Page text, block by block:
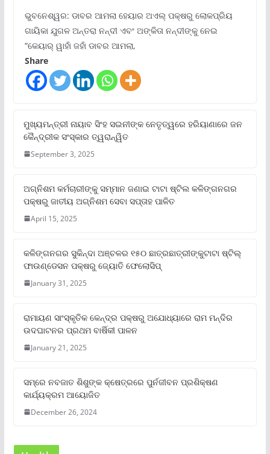
ଭୁବନେଶ୍ୱର: ଡାବର ଆମଲା ହେୟାର ଅଏଲ୍ ପକ୍ଷରୁ ଲୋକପ୍ରିୟ
ଗାୟିକା ଯୁଗଳ ଅନ୍ତରା ନନ୍ଦୀ ଏବଂ ଅଙ୍କିତା ନନ୍ଦୀଙ୍କୁ ନେଇ
“କେୟାର୍ ୱାହାଁ ଜହାଁ ଡାବର ଆମଲା,
Share
ମୁଖ୍ୟମନ୍ତ୍ରୀ ନାୟାବ ସିଂହ ସଇନୀଙ୍କ ନେତୃତ୍ୱରେ ହରିୟାଣାରେ ଜନ
କୈନ୍ଦ୍ରୀକ ସଂସ୍କାର ତ୍ୱରାନ୍ୱିତ
September 3, 2025
ଅଗ୍ନିଶମ କର୍ମଚାରୀଙ୍କୁ ସମ୍ମାନ ଜଣାଇ ଟାଟା ଷ୍ଟିଲ କଳିଙ୍ଗନଗର
ପକ୍ଷରୁ ଜାତୀୟ ଅଗ୍ନିଶମ ସେବା ସପ୍ତାହ ପାଳିତ
April 15, 2025
କଳିଙ୍ଗନଗର ସୁକିନ୍ଦା ଅଞ୍ଚଳର ୧୫୦ ଛାତ୍ରଛାତ୍ରୀଙ୍କୁଟାଟା ଷ୍ଟିଲ୍
ଫାଉଣ୍ଡେସନ ପକ୍ଷରୁ ଜ୍ୟୋତି ଫେଲୋସିପ୍‌
January 31, 2025
ରାମାୟଣ ସାଂସ୍କୃତିକ କେନ୍ଦ୍ର ପକ୍ଷରୁ ଅଯୋଧ୍ୟାରେ ରାମ ମନ୍ଦିର
ଉଦଘାଟନର ପ୍ରଥମ ବାର୍ଷିକୀ ପାଳନ
January 21, 2025
ସମ୍‌ରେ ନବଜାତ ଶିଶୁଙ୍କ କ୍ଷେତ୍ରରେ ପୁର୍ନଜୀବନ ପ୍ରଶିକ୍ଷଣ
କାର୍ଯ୍ୟକ୍ରମ ଆୟୋଜିତ
December 26, 2024